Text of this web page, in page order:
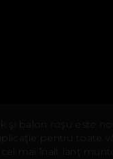
şi balon roşu este
pentru toate
cel mai înalt lanţ